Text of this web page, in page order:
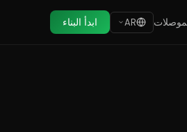
AR ابدأ البناء